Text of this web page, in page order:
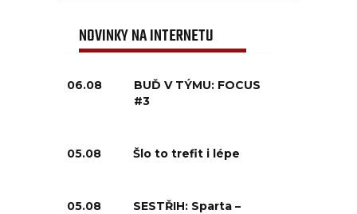
NOVINKY NA INTERNETU
06.08
BUĎ V TÝMU: FOCUS
#3
05.08 Šlo to trefit i lépe
05.08
SESTŘIH: Sparta –